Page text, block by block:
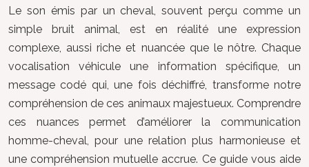
Le son émis par un cheval, souvent perçu comme un
simple bruit animal, est en réalité une expression
complexe, aussi riche et nuancée que le nôtre. Chaque
vocalisation véhicule une information spécifique, un
message codé qui, une fois déchiffré, transforme notre
compréhension de ces animaux majestueux. Comprendre
ces nuances permet d’améliorer la communication
homme-cheval, pour une relation plus harmonieuse et
une compréhension mutuelle accrue. Ce guide vous aide